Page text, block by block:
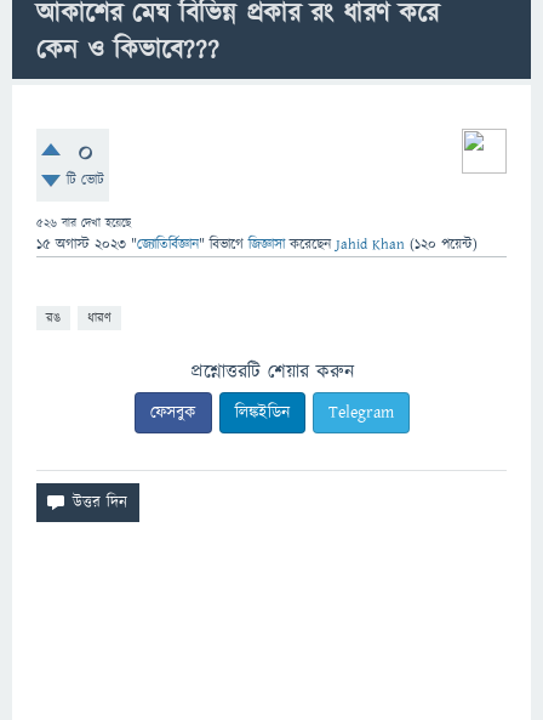
আকাশের মেঘ বিভিন্ন প্রকার রং ধারণ করে
কেন ও কিভাবে???
0
টি ভোট
526 বার দেখা হয়েছে
15 অগাস্ট 2023 "জ্যোতির্বিজ্ঞান" বিভাগে জিজ্ঞাসাকরেছেনJahid Khan (120 পয়েন্ট)
রঙ ধারণ
প্রশ্নোত্তরটি শেয়ার করুন
ফেসবুক লিঙ্কইডিন Telegram